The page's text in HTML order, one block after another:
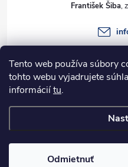
Tento web používa súbory
tohto webu vyjadrujete
informáciítu.
Odmietnuť
e
František Šiba
Informácie pre vás